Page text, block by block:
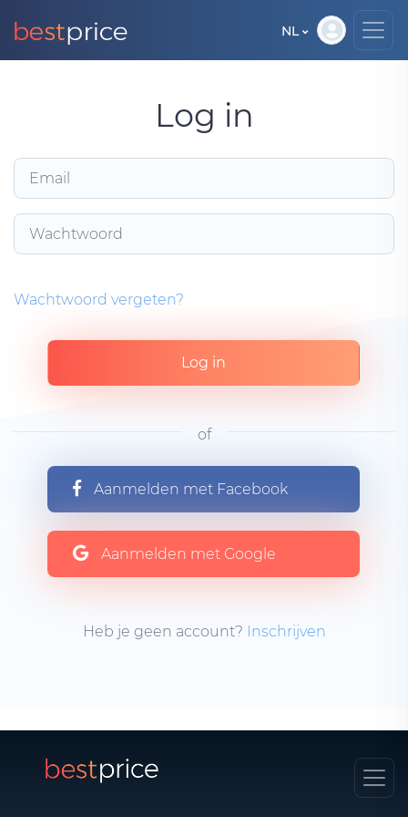
NL
Log in
Wachtwoord vergeten?
of
Aanmelden met Facebook
Aanmelden met Google
Heb je geen account? Inschrijven